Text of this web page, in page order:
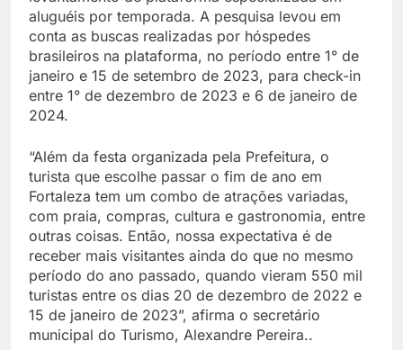
aluguéis por temporada. A pesquisa levou em
conta as buscas realizadas por hóspedes
brasileiros na plataforma, no período entre 1° de
janeiro e 15 de setembro de 2023, para check-in
entre 1° de dezembro de 2023 e 6 de janeiro de
2024.
“Além da festa organizada pela Prefeitura, o
turista que escolhe passar o fim de ano em
Fortaleza tem um combo de atrações variadas,
com praia, compras, cultura e gastronomia, entre
outras coisas. Então, nossa expectativa é de
receber mais visitantes ainda do que no mesmo
período do ano passado, quando vieram 550 mil
turistas entre os dias 20 de dezembro de 2022 e
15 de janeiro de 2023”, afirma o secretário
municipal do Turismo, Alexandre Pereira..